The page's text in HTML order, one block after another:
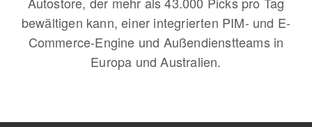
bewältigen kann, einer integrierten PIM- und E-
Commerce-Engine und Außendienstteams in
Europa und Australien.